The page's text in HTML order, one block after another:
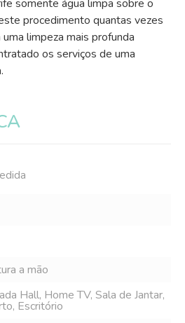
somente água limpa sobre o
procedimento quantas vezes
limpeza mais profunda
os serviços de uma
a mão
Hall, Home TV, Sala de Jantar,
Escritório